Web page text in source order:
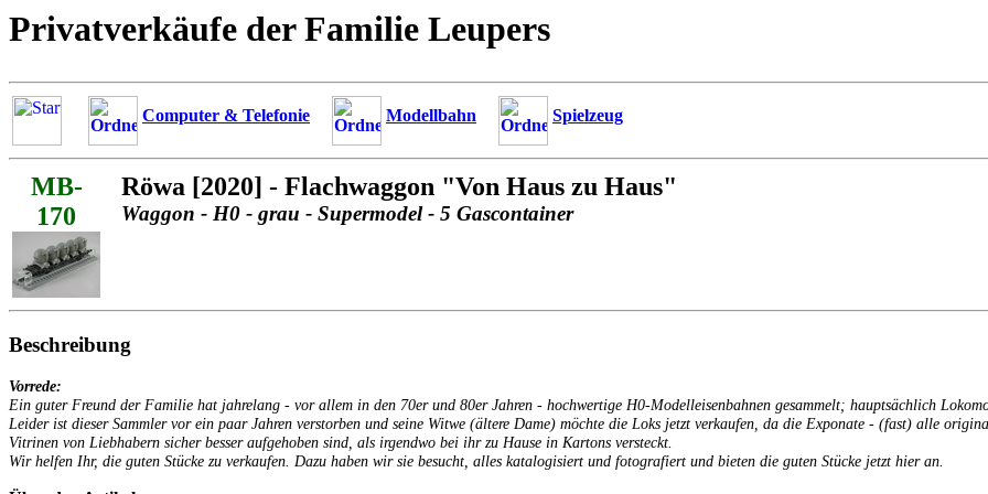
Privatverkäufe der Familie Leupers
Computer & Telefonie Modellbahn Spielzeug
MB-
170
Röwa [2020] - Flachwaggon "Von Haus zu Haus"
Waggon - H0 - grau - Supermodel - 5 Gascontainer
Beschreibung
Vorrede:
Ein guter Freund der Familie hat jahrelang - vor allem in den 70er und 80er Jahren - hochwertige H0-Modelleisenbahnen gesammelt; hauptsächlich
Leider ist dieser Sammler vor ein paar Jahren verstorben und seine Witwe (ältere Dame) möchte die Loks jetzt verkaufen, da die Exponate - (fast) alle
Vitrinen von Liebhabern sicher besser aufgehoben sind, als irgendwo bei ihr zu Hause in Kartons versteckt.
Wir helfen Ihr, die guten Stücke zu verkaufen. Dazu haben wir sie besucht, alles katalogisiert und fotografiert und bieten die guten Stücke jetzt hier an.